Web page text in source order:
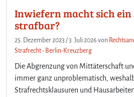
Inwiefern macht sich
strafbar?
25. Dezember 2023 /3. Juli 2026 von
Strafrecht - Berlin-Kreuzberg
Die Abgrenzung von Mittäterschaft
immer ganz unproblematisch,
Strafrechtsklausuren und